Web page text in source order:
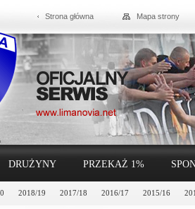
Strona główna Mapa strony
2018/19 2017/18 2016/17 2015/16
DRUŻYNY PRZEKAŻ 1%